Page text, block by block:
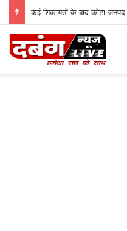
कई शिकायतों के बाद कोटा जनपद